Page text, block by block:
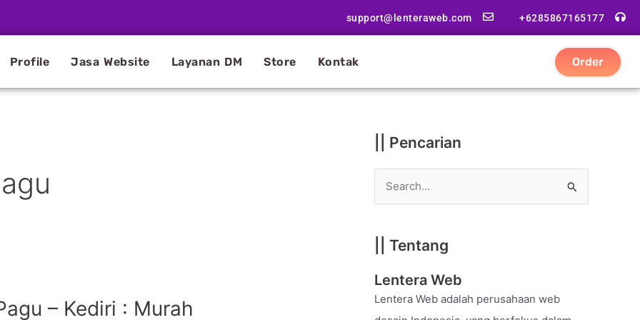
support@lenteraweb.com +6285867165177
Profile Jasa Website Layanan DM Store Kontak Order
– Kediri : Murah
|| Pencarian
r
c
h
|| Tentang
Lentera Web
Lentera Web adalah perusahaan web
|
t
g
i